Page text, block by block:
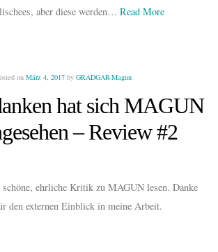
aber diese werden… Read More
on März 4, 2017by GRADGAR-Magun
hat sich MAGUN
– Review #2
ehrliche Kritik zu MAGUN lesen. Danke
den externen Einblick in meine Arbeit.